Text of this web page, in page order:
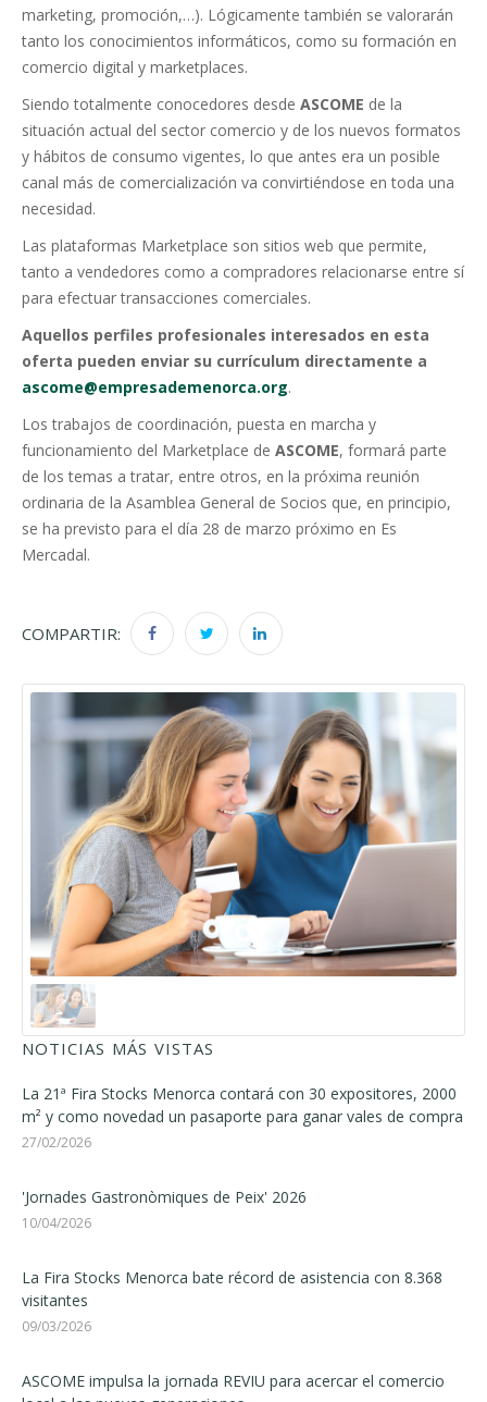
marketing, promoción,…). Lógicamente también se valorarán
tanto los conocimientos informáticos, como su formación en
comercio digital y marketplaces.
Siendo totalmente conocedores desde ASCOME de la
situación actual del sector comercio y de los nuevos formatos
y hábitos de consumo vigentes, lo que antes era un posible
canal más de comercialización va convirtiéndose en toda una
necesidad.
Las plataformas Marketplace son sitios web que permite,
tanto a vendedores como a compradores relacionarse entre sí
para efectuar transacciones comerciales.
Aquellos perfiles profesionales interesados en esta
oferta pueden enviar su currículum directamente a
ascome@empresademenorca.org.
Los trabajos de coordinación, puesta en marcha y
funcionamiento del Marketplace de ASCOME, formará parte
de los temas a tratar, entre otros, en la próxima reunión
ordinaria de la Asamblea General de Socios que, en principio,
se ha previsto para el día 28 de marzo próximo en Es
Mercadal.
COMPARTIR:
NOTICIAS MÁS VISTAS
La 21ª Fira Stocks Menorca contará con 30 expositores, 2000
m² y como novedad un pasaporte para ganar vales de compra
27/02/2026
'Jornades Gastronòmiques de Peix' 2026
10/04/2026
La Fira Stocks Menorca bate récord de asistencia con 8.368
visitantes
09/03/2026
ASCOME impulsa la jornada REVIU para acercar el comercio